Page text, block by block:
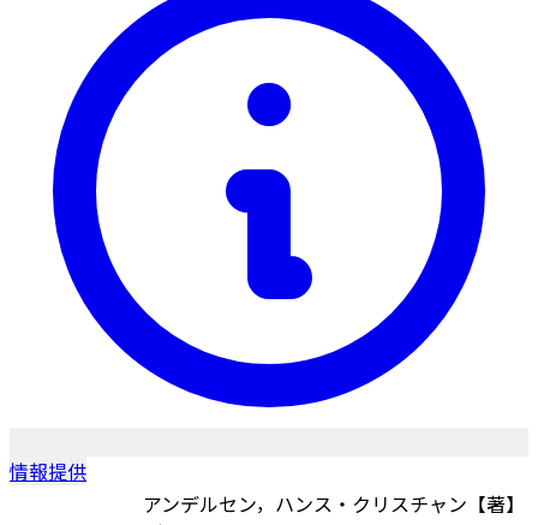
情報提供
アンデルセン，ハンス・クリスチャン【著】